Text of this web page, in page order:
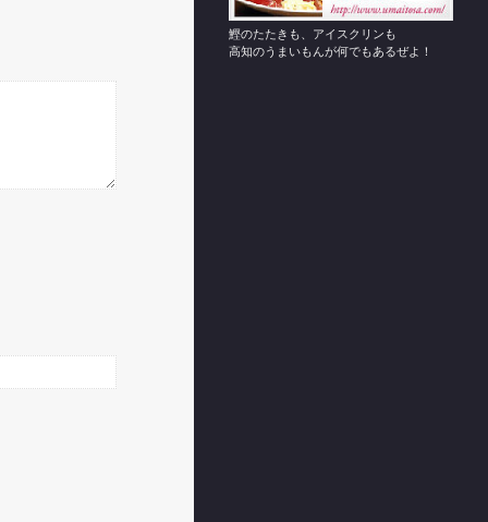
鰹のたたきも、アイスクリンも
高知のうまいもんが何でもあるぜよ！